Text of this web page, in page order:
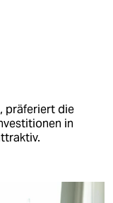
präferiert die
in